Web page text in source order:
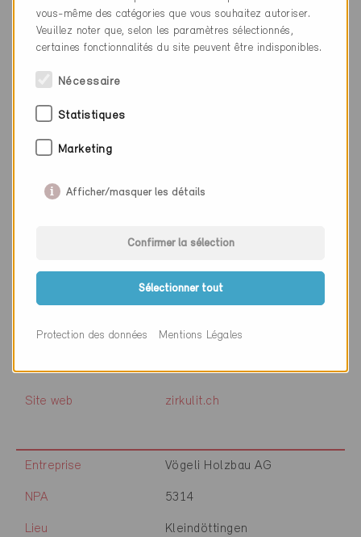
Site web www.xella.ch
Entreprise
NPA
Entreprise zirkulit Beton AG
NPA 8302
Lieu Kloten
Canton Zurich
Site web zirkulit.ch
Entreprise Vögeli Holzbau AG
NPA 5314
Lieu Kleindöttingen
vous-même des catégories que vous souhaitez autoriser.
Veuillez noter que, selon les paramètres sélectionnés,
certaines fonctionnalités du site peuvent être indisponibles.
Nécessaire
Statistiques
Marketing
Afficher/masquer les détails
Confirmer la sélection
Sélectionner tout
Protection des données Mentions Légales